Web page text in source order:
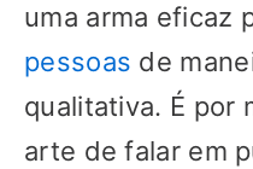
uma arma eficaz
pessoas de
qualitativa. É por
arte de falar em